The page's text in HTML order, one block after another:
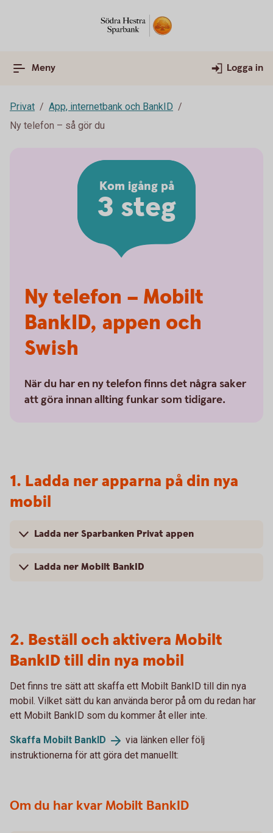
Meny Logga in
Privat
App, internetbank och BankID
Ny telefon – så gör du
Ny telefon – Mobilt
BankID, appen och
Swish
När du har en ny telefon finns det några saker
att göra innan allting funkar som tidigare.
Kom igång på
3 steg
1. Ladda ner apparna på din nya
mobil
Ladda ner Sparbanken Privat appen
Ladda ner Mobilt BankID
2. Beställ och aktivera Mobilt
BankID till din nya mobil
Det finns tre sätt att skaffa ett Mobilt BankID till din nya
mobil. Vilket sätt du kan använda beror på om du redan har
ett Mobilt BankID som du kommer åt eller inte.
Skaffa Mobilt BankID
via länken eller följ
instruktionerna för att göra det manuellt:
Om du har kvar Mobilt BankID